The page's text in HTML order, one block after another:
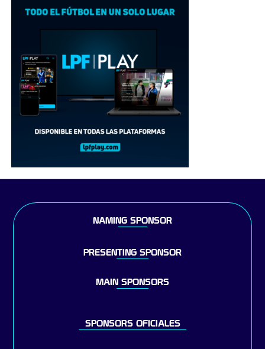
NAMING SPONSOR
PRESENTING SPONSOR
MAIN SPONSORS
SPONSORS OFICIALES